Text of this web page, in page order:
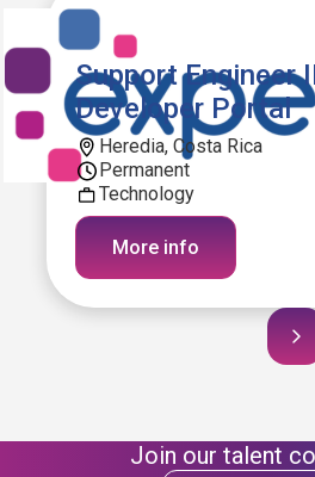
Support Engineer
Developer Portal
Heredia, Costa Rica
Permanent
Technology
More info
Join our talent